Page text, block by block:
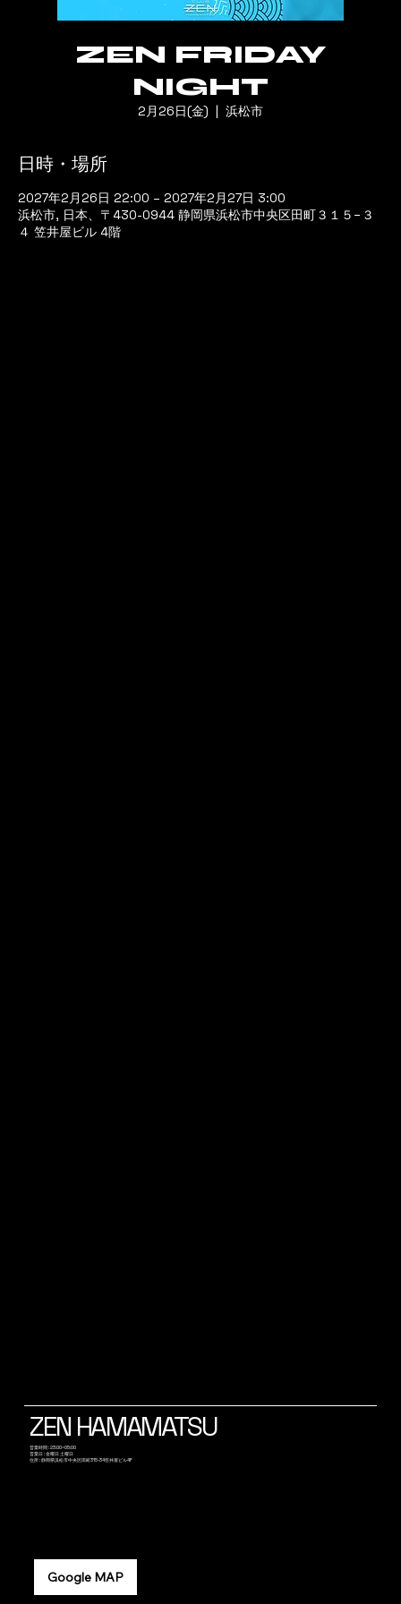
ZEN FRIDAY
NIGHT
2月26日(金)
  |
浜松市
日時・場所
2027年2月26日 22:00 – 2027年2月27日 3:00
浜松市, 日本、〒430-0944 静岡県浜松市中央区田町３１５−３
４ 笠井屋ビル 4階
Google MAP
ZEN HAMAMATSU
​営業時間 : 23:00~05:00
営業日 : 金曜日 土曜日
​住所 : 静岡県浜松市中央区田町315-34笠井屋ビル4F